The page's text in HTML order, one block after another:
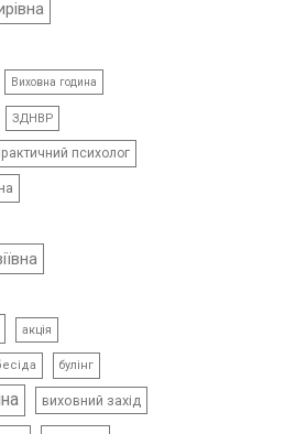
Виховна година
ЗДНВР
психолог
акція
булінг
виховний захід